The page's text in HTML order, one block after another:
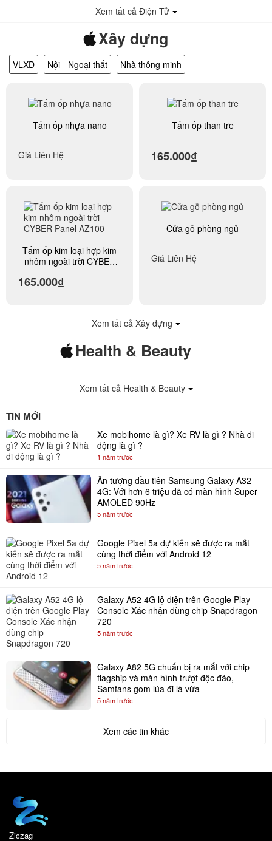
Xem tất cả Điện Tử
Xây dựng
VLXD Nội - Ngoại thất Nhà thông minh
Tấm ốp nhựa nano
Giá Liên Hệ
Tấm ốp than tre
165.000₫
Tấm ốp kim loại hợp kim
nhôm ngoài trời CYBER
165.000₫
Cửa gỗ phòng ngủ
Giá Liên Hệ
Xem tất cả Xây dựng
Health & Beauty
Xem tất cả Health & Beauty
TIN MỚI
Xe mobihome là gì? Xe RV là gì ? Nhà di
động là gì ?
1 năm trước
Ấn tượng đầu tiên Samsung Galaxy A32
4G: Với hơn 6 triệu đã có màn hình Super
AMOLED 90Hz
5 năm trước
Google Pixel 5a dự kiến sẽ được ra mắt
cùng thời điểm với Android 12
5 năm trước
Galaxy A52 4G lộ diện trên Google Play
Console Xác nhận dùng chip Snapdragon
720
5 năm trước
Galaxy A82 5G chuẩn bị ra mắt với chip
flagship và màn hình trượt độc đáo,
Samfans gom lúa đi là vừa
5 năm trước
Xem các tin khác
Ziczag